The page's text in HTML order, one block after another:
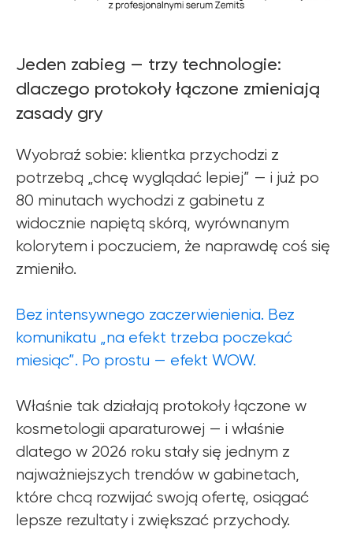
Jeden zabieg — trzy technologie:
dlaczego protokoły łączone zmieniają
zasady gry
Wyobraź sobie: klientka przychodzi z
potrzebą „chcę wyglądać lepiej” — i już po
80 minutach wychodzi z gabinetu z
widocznie napiętą skórą, wyrównanym
kolorytem i poczuciem, że naprawdę coś się
zmieniło.
Bez intensywnego zaczerwienienia. Bez
komunikatu „na efekt trzeba poczekać
miesiąc”. Po prostu — efekt WOW.
Właśnie tak działają protokoły łączone w
kosmetologii aparaturowej — i właśnie
dlatego w 2026 roku stały się jednym z
najważniejszych trendów w gabinetach,
które chcą rozwijać swoją ofertę, osiągać
lepsze rezultaty i zwiększać przychody.